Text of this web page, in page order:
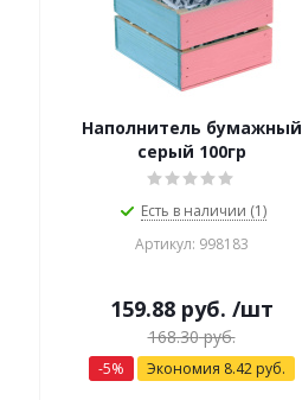
Наполнитель бумажный
серый 100гр
Есть в наличии (1)
Артикул: 998183
159.88руб. /шт
168.30руб.
-5% Экономия 8.42руб.